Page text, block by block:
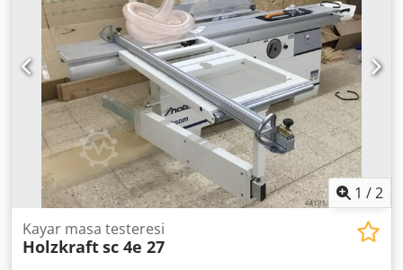
1 /2
Kayar masa testeresi
Holzkraftsc 4e 27